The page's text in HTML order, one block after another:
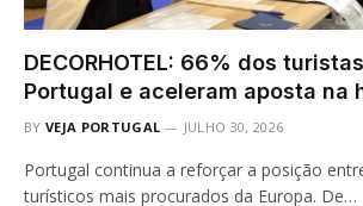
DECORHOTEL: 66% dos
Portugal e aceleram aposta na
BY VEJA PORTUGAL JULHO 30, 2026
Portugal continua a reforçar a posição
turísticos mais procurados da Europa. De…